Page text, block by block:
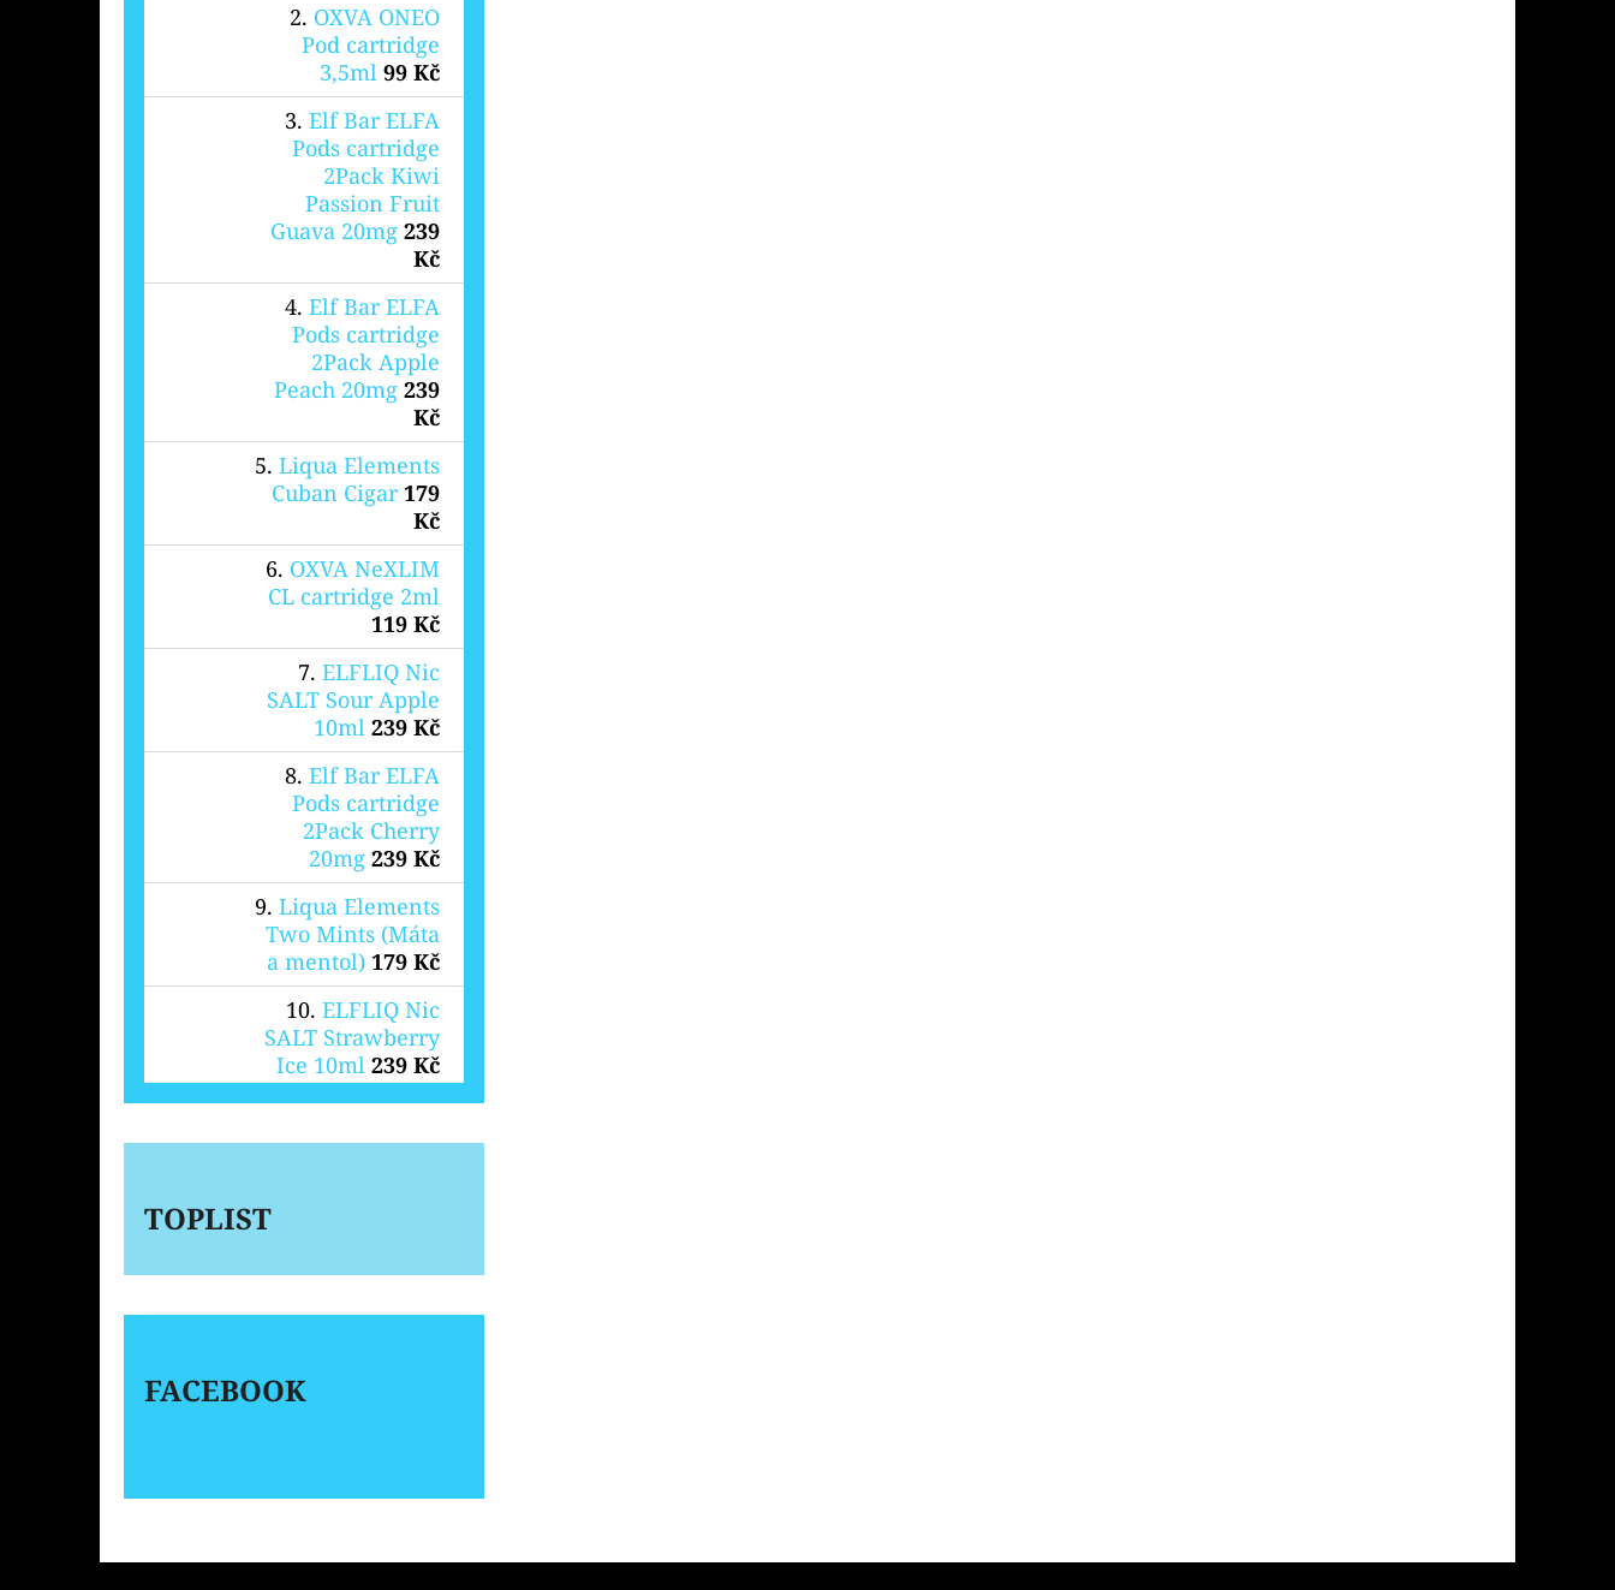
OXVA ONEO
Pod cartridge
3,5ml 99 Kč
Elf Bar ELFA
Pods cartridge
2Pack Kiwi
Passion Fruit
Guava 20mg 239
Kč
Elf Bar ELFA
Pods cartridge
2Pack Apple
Peach 20mg 239
Kč
Liqua Elements
Cuban Cigar 179
Kč
OXVA NeXLIM
CL cartridge 2ml
119 Kč
ELFLIQ Nic
SALT Sour Apple
10ml 239 Kč
Elf Bar ELFA
Pods cartridge
2Pack Cherry
20mg 239 Kč
Liqua Elements
Two Mints (Máta
a mentol) 179 Kč
ELFLIQ Nic
SALT Strawberry
Ice 10ml 239 Kč
TOPLIST
FACEBOOK